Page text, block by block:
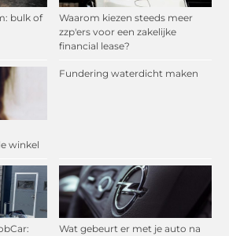
bulk of
Waarom kiezen steeds meer
zzp'ers voor een zakelijke
financial lease?
winkel
Fundering waterdicht maken
Wat gebeurt er met je auto na